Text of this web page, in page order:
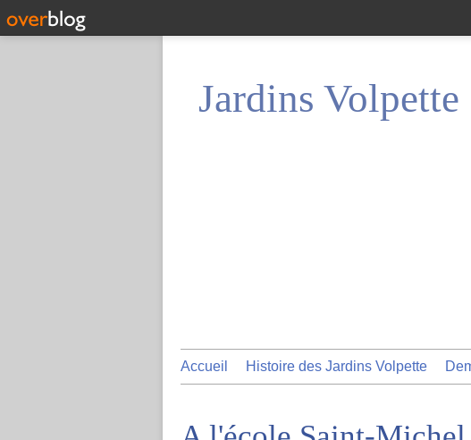
Jardins Volpette
Accueil Histoire des Jardins Volpette